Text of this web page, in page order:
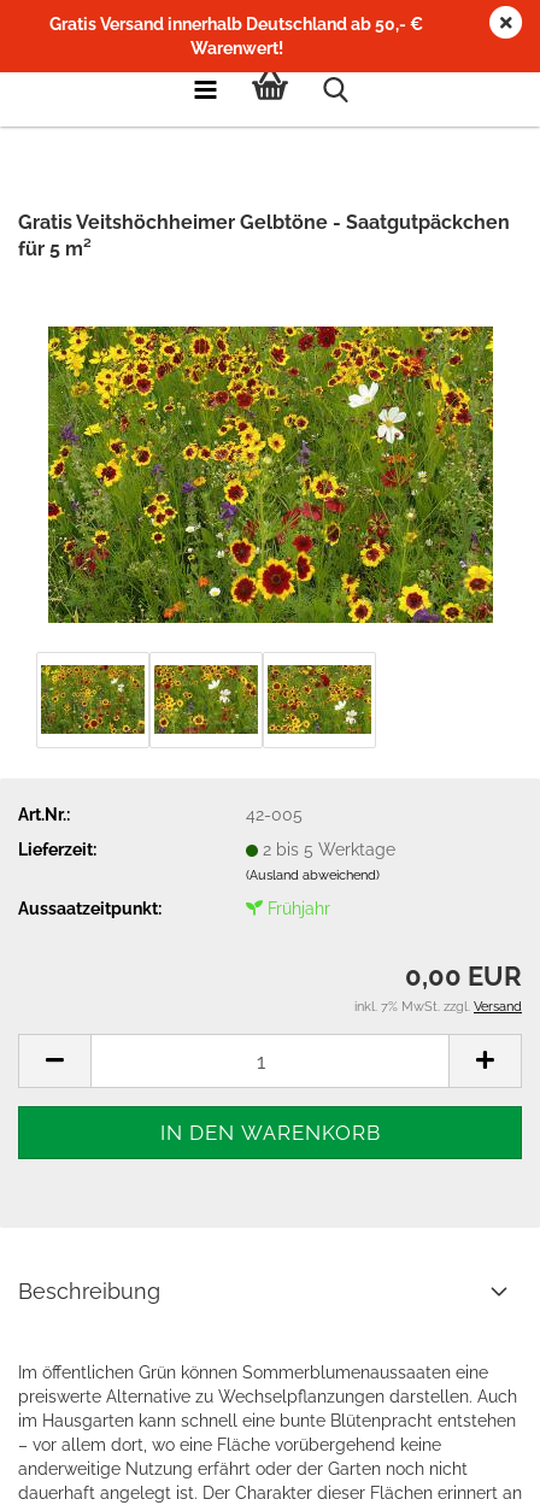
Gratis Versand innerhalb Deutschland ab 50,- €
Warenwert!
Gratis Veitshöchheimer Gelbtöne - Saatgutpäckchen
für 5 m²
Art.Nr.:
42-005
Lieferzeit:
2 bis 5 Werktage
(Ausland abweichend)
Aussaatzeitpunkt: Frühjahr
0,00 EUR
inkl. 7% MwSt. zzgl. Versand
Beschreibung
Im öffentlichen Grün können Sommerblumenaussaaten eine
preiswerte Alternative zu Wechselpflanzungen darstellen. Auch
im Hausgarten kann schnell eine bunte Blütenpracht entstehen
– vor allem dort, wo eine Fläche vorübergehend keine
anderweitige Nutzung erfährt oder der Garten noch nicht
dauerhaft angelegt ist. Der Charakter dieser Flächen erinnert an